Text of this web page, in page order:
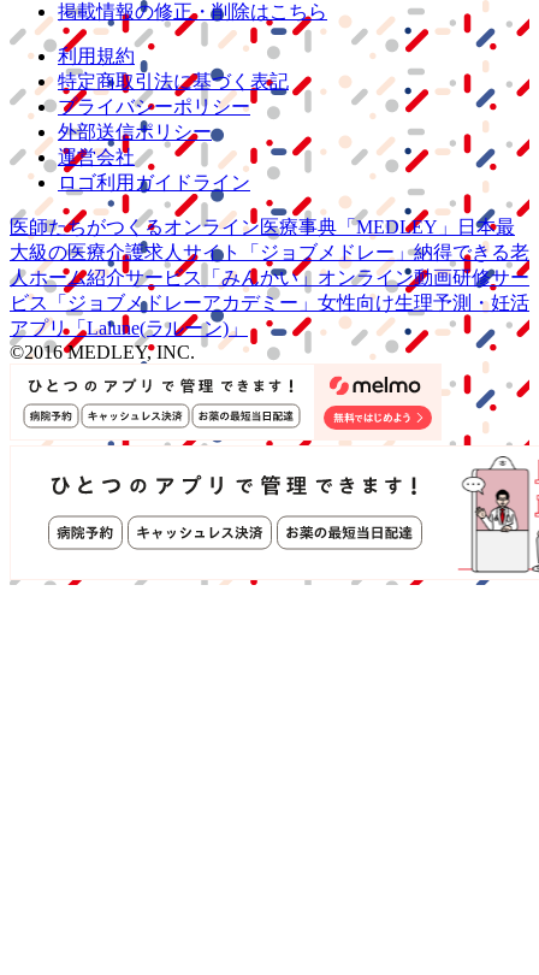
掲載情報の修正・削除はこちら
利用規約
特定商取引法に基づく表記
プライバシーポリシー
外部送信ポリシー
運営会社
ロゴ利用ガイドライン
医師たちがつくるオンライン医療事典 「MEDLEY」
日本最
大級の医療介護求人サイト 「ジョブメドレー」納得できる老
人ホーム紹介サービス
「みんかい」 オンライン動画研修サー
ビス
「ジョブメドレーアカデミー」 女性向け生理予測・妊活
アプリ「Lalune(ラルーン)」
©2016 MEDLEY, INC.